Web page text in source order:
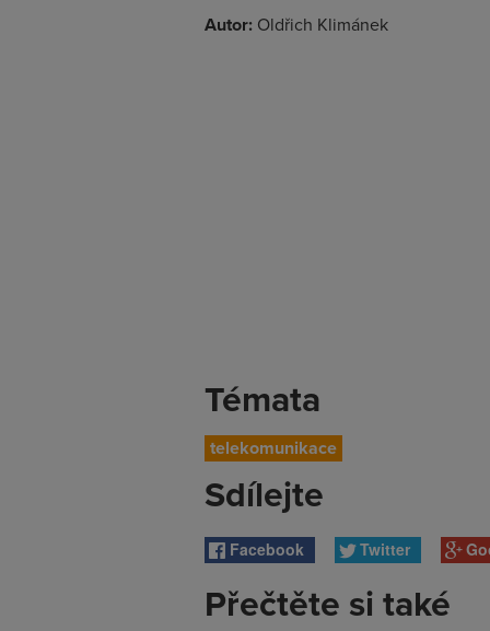
Autor: Oldřich Klimánek
Témata
telekomunikace
Sdílejte
Facebook Twitter
Přečtěte si také